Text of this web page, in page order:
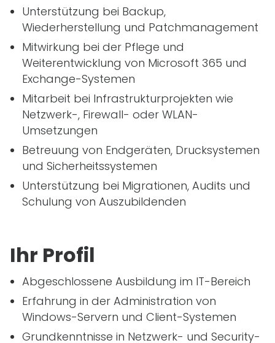
Unterstützung bei Backup,
Wiederherstellung und Patchmanagement
Mitwirkung bei der Pflege und
Weiterentwicklung von Microsoft 365 und
Exchange-Systemen
Mitarbeit bei Infrastrukturprojekten wie
Netzwerk-, Firewall- oder WLAN-
Umsetzungen
Betreuung von Endgeräten, Drucksystemen
und Sicherheitssystemen
Unterstützung bei Migrationen, Audits und
Schulung von Auszubildenden
Ihr Profil
Abgeschlossene Ausbildung im IT-Bereich
Erfahrung in der Administration von
Windows-Servern und Client-Systemen
Grundkenntnisse in Netzwerk- und Security-